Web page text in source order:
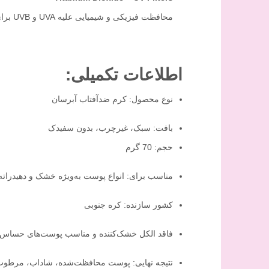
محافظت فیزیکی و شیمیایی علیه UVA و UVB برای جلوگیری از پیری زودرس.
اطلاعات تکمیلی:
نوع محصول: کرم ضدآفتاب آبرسان
بافت: سبک، غیرچرب، بدون سفیدک
حجم: 70 گرم
مناسب برای: انواع پوست به‌ویژه خشک و
کشور سازنده: کره جنوبی
فاقد الکل خشک‌کننده و مناسب پوست‌های حساس
نتیجه نهایی: پوست محافظت‌شده، شاداب،